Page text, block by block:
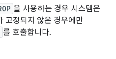
을 사용하는 경우 시스템은
고정되지 않은 경우에만
를 호출합니다.